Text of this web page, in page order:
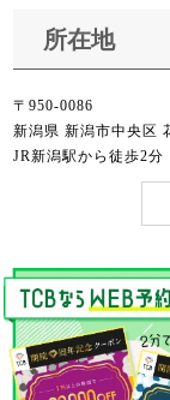
所在地
〒950-0086
新潟県 新潟市中央区
JR新潟駅から徒歩2分